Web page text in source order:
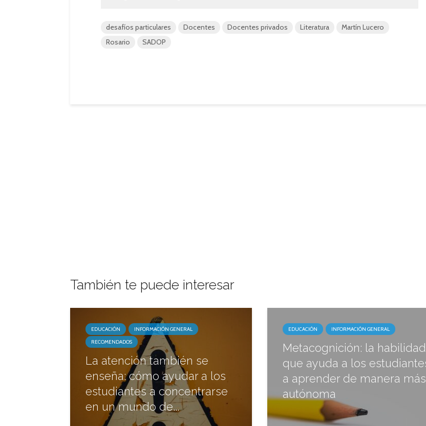
desafíos particulares Docentes Docentes privados Literatura
Martín Lucero
Rosario
SADOP
También te puede interesar
EDUCACIÓN
INFORMACIÓN GENERAL
RECOMENDADOS
La atención también se
enseña: cómo ayudar a los
estudiantes a concentrarse
en un mundo de...
EDUCACIÓN INFORMACIÓN GENERAL
Metacognición: la habilidad
que ayuda a los
a aprender de manera más
autónoma